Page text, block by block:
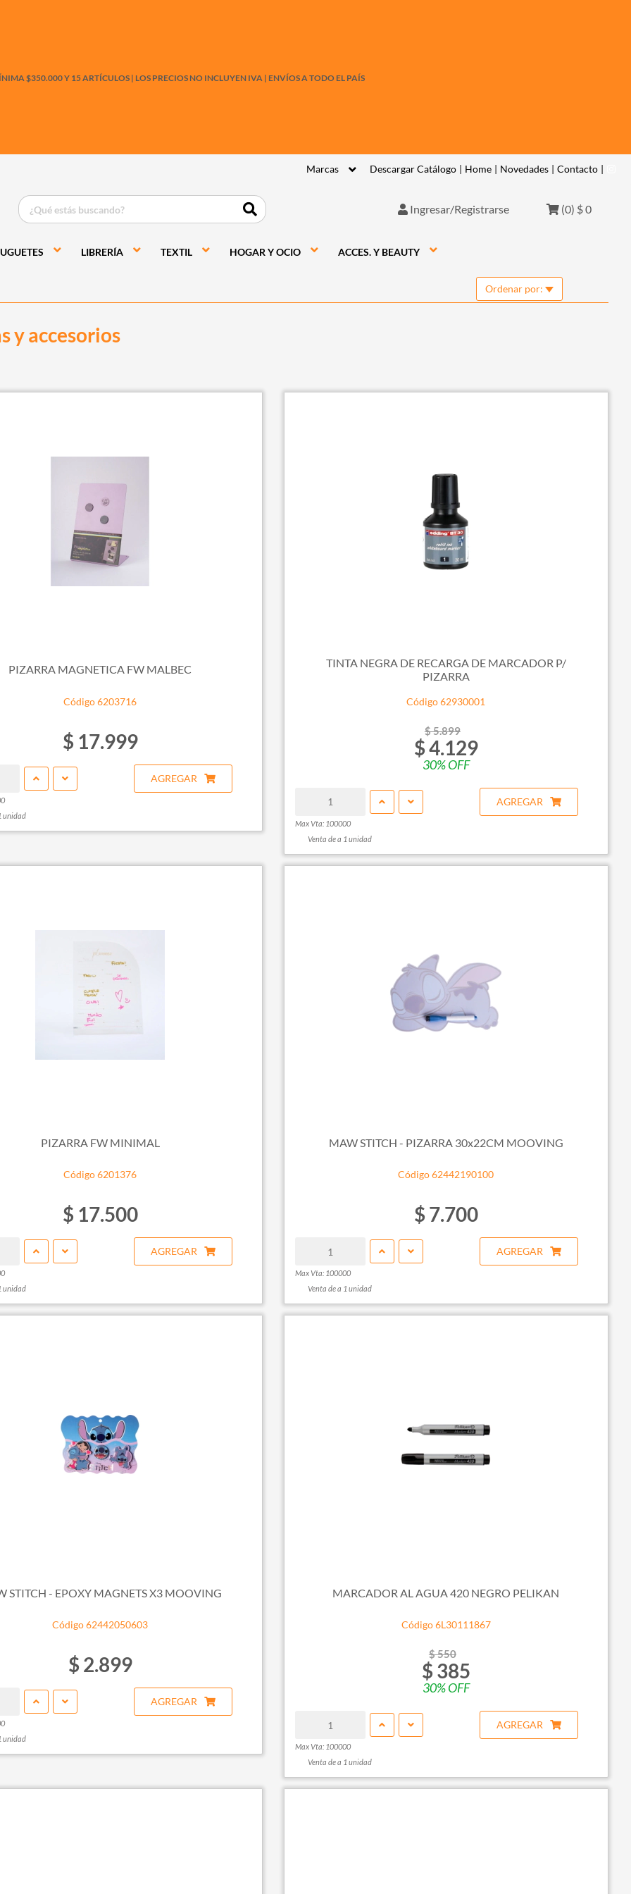
$350.000 Y 15 ARTÍCULOS | LOS PRECIOS NO INCLUYEN IVA | ENVÍOS A TODO EL PAÍS
Marcas Descargar Catálogo | Home | Novedades | Contacto |
Ingresar/Registrarse (0) $ 0
LIBRERÍA TEXTIL HOGAR Y OCIO ACCES. Y BEAUTY
Ordenar por:
y accesorios
PIZARRA MAGNETICA FW MALBEC
Código 6203716
$ 17.999
unidad
AGREGAR
TINTA NEGRA DE RECARGA DE MARCADOR P/
PIZARRA
Código 62930001
$ 5.899
$ 4.129
30% OFF
Max Vta: 100000
Venta de a 1 unidad
AGREGAR
PIZARRA FW MINIMAL
Código 6201376
$ 17.500
unidad
AGREGAR
MAW STITCH - PIZARRA 30x22CM MOOVING
Código 62442190100
$ 7.700
Max Vta: 100000
Venta de a 1 unidad
AGREGAR
STITCH - EPOXY MAGNETS X3 MOOVING
Código 62442050603
$ 2.899
unidad
AGREGAR
MARCADOR AL AGUA 420 NEGRO PELIKAN
Código 6L30111867
$ 550
$ 385
30% OFF
Max Vta: 100000
Venta de a 1 unidad
AGREGAR